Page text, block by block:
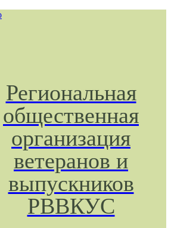
Региональная
общественная
организация
ветеранов и
выпускников
РВВКУС